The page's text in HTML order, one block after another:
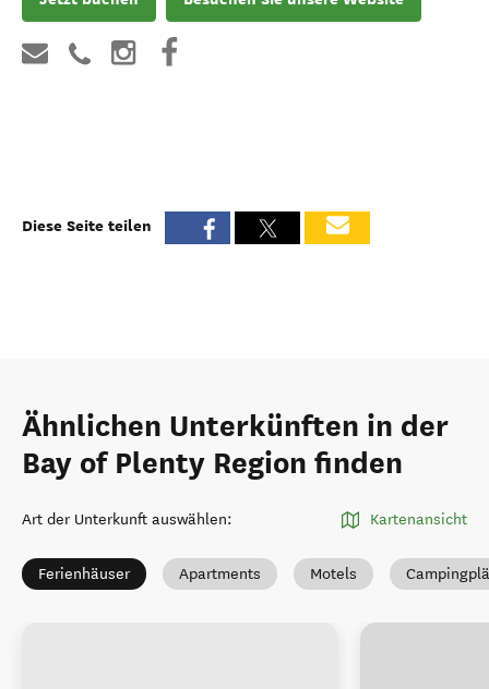
Diese Seite teilen
Ähnlichen Unterkünften in der
Bay of Plenty Region finden
Art der Unterkunft auswählen: Kartenansicht
Ferienhäuser Apartments Motels